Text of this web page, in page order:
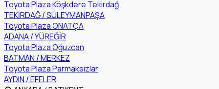
Toyota Plaza Köşkdere Tekirdağ
TEKİRDAĞ / SÜLEYMANPAŞA
Toyota Plaza ONATÇA
ADANA / YÜREĞİR
Toyota Plaza Oğuzcan
BATMAN / MERKEZ
Toyota Plaza Parmaksızlar
AYDIN / EFELER